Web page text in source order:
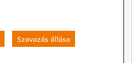
Szavazás állása